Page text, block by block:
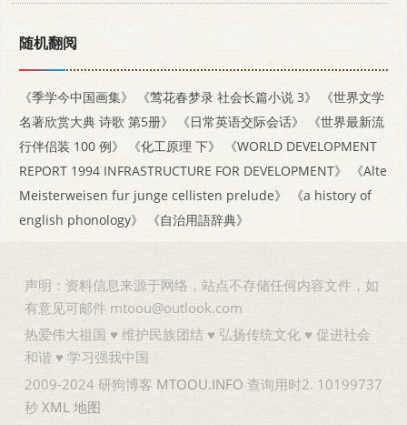
随机翻阅
《季学今中国画集》 《莺花春梦录 社会长篇小说 3》
《世界文学
名著欣赏大典 诗歌 第5册》
《日常英语交际会话》
《世界最新流
行伴侣装 100 例》
《化工原理 下》
《WORLD DEVELOPMENT
REPORT 1994 INFRASTRUCTURE FOR DEVELOPMENT》
《Alte
Meisterweisen fur junge cellisten prelude》
《a history of
english phonology》
《自治用語辞典》
声明：资料信息来源于网络，站点不存储任何内容文件，如
有意见可邮件 mtoou@outlook.com
热爱伟大祖国 ♥ 维护民族团结 ♥ 弘扬传统文化 ♥ 促进社会
和谐 ♥ 学习强我中国
2009-2024 研狗博客 MTOOU.INFO 查询用时2. 10199737
秒 XML 地图